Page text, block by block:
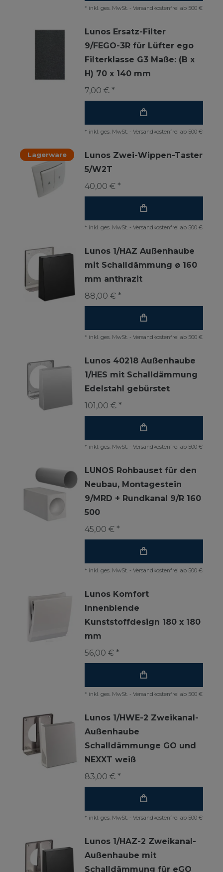
* inkl. ges. MwSt. - Versandkostenfrei ab 500 €
Lunos Ersatz-Filter
9/FEGO-3R für Lüfter ego
Filterklasse G3 Maße: (B x
H) 70 x 140 mm
7,00 € *
* inkl. ges. MwSt. - Versandkostenfrei ab 500 €
Lagerware
Lunos Zwei-Wippen-Taster
5/W2T
40,00 € *
* inkl. ges. MwSt. - Versandkostenfrei ab 500 €
Lunos 1/HAZ Außenhaube
mit Schalldämmung ø 160
mm anthrazit
88,00 € *
* inkl. ges. MwSt. - Versandkostenfrei ab 500 €
Lunos 40218 Außenhaube
1/HES mit Schalldämmung
Edelstahl gebürstet
101,00 € *
* inkl. ges. MwSt. - Versandkostenfrei ab 500 €
LUNOS Rohbauset für den
Neubau, Montagestein
9/MRD + Rundkanal 9/R 160
500
45,00 € *
* inkl. ges. MwSt. - Versandkostenfrei ab 500 €
Lunos Komfort
Innenblende
Kunststoffdesign 180 x 180
mm
56,00 € *
* inkl. ges. MwSt. - Versandkostenfrei ab 500 €
Lunos 1/HWE-2 Zweikanal-
Außenhaube
Schalldämmunge GO und
NEXXT weiß
83,00 € *
* inkl. ges. MwSt. - Versandkostenfrei ab 500 €
Lunos 1/HAZ-2 Zweikanal-
Außenhaube mit
Schalldämmung für eGO